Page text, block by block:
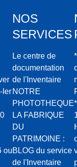
Ier
ou
NOS
SERVICES
Le centre de
documentation
de l'Inventaire
NOTRE
PHOTOTHEQUE
LA FABRIQUE
DU
PATRIMOINE :
BLOG du service
de l'Inventaire